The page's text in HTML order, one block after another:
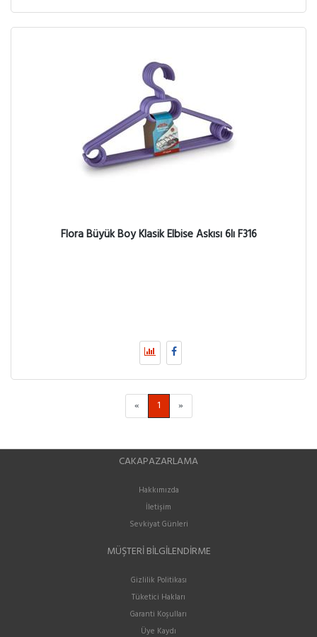
Flora Büyük Boy Klasik Elbise Askısı 6lı F316
« 1 »
CAKAPAZARLAMA
Hakkımızda
İletişim
Sevkiyat Günleri
MÜŞTERI BILGILENDIRME
Gizlilik Politikası
Tüketici Hakları
Garanti Koşulları
Üye Kaydı